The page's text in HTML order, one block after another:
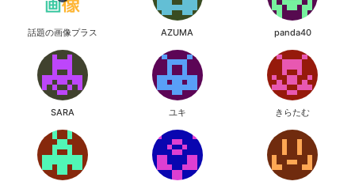
話題の画像プラス AZUMA panda40
SARA ユキ きらたむ